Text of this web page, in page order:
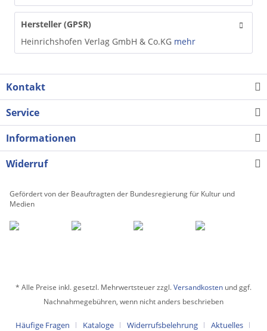
Hersteller (GPSR)
Heinrichshofen Verlag GmbH & Co.KG mehr
Kontakt
Service
Informationen
Widerruf
Gefördert von der Beauftragten der Bundesregierung für Kultur und
Medien
* Alle Preise inkl. gesetzl. Mehrwertsteuer zzgl.Versandkosten und ggf.
Nachnahmegebühren, wenn nicht anders beschrieben
Häufige Fragen Kataloge Widerrufsbelehrung Aktuelles